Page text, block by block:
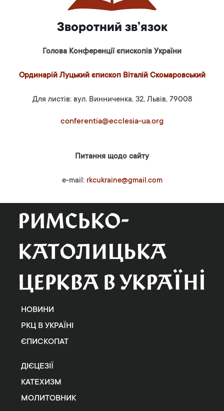
Зворотний зв’язок
Голова Конференції єпископів України
Ординарій Луцький єпископ Віталій Скомаровський
Для листів: вул. Винниченка, 32, Львів, 79008
conferentia@ecclesia-ua.org
Питання щодо сайту
e-mail: rkcukraine@gmail.com
НОВИНИ
РКЦ В УКРАЇНІ
ЄПИСКОПАТ
ДІЄЦЕЗІЇ
КАТЕХИЗМ
МОЛИТОВНИК